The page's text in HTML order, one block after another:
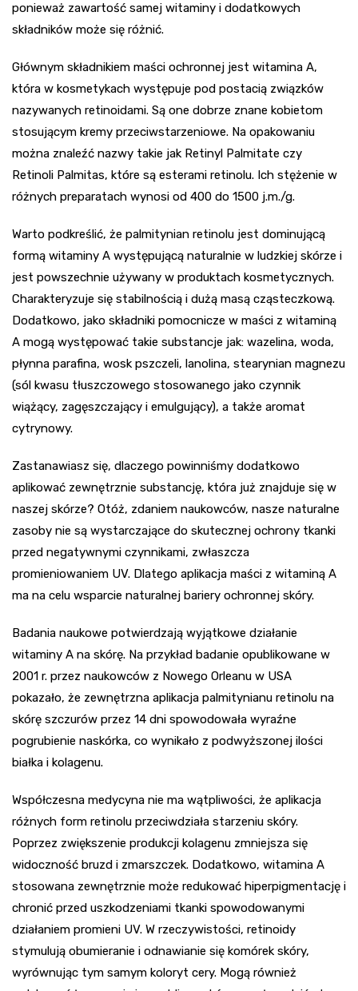
ponieważ zawartość samej witaminy i dodatkowych
składników może się różnić.
Głównym składnikiem maści ochronnej jest witamina A,
która w kosmetykach występuje pod postacią związków
nazywanych retinoidami. Są one dobrze znane kobietom
stosującym kremy przeciwstarzeniowe. Na opakowaniu
można znaleźć nazwy takie jak Retinyl Palmitate czy
Retinoli Palmitas, które są esterami retinolu. Ich stężenie w
różnych preparatach wynosi od 400 do 1500 j.m./g.
Warto podkreślić, że palmitynian retinolu jest dominującą
formą witaminy A występującą naturalnie w ludzkiej skórze i
jest powszechnie używany w produktach kosmetycznych.
Charakteryzuje się stabilnością i dużą masą cząsteczkową.
Dodatkowo, jako składniki pomocnicze w maści z witaminą
A mogą występować takie substancje jak: wazelina, woda,
płynna parafina, wosk pszczeli, lanolina, stearynian magnezu
(sól kwasu tłuszczowego stosowanego jako czynnik
wiążący, zagęszczający i emulgujący), a także aromat
cytrynowy.
Zastanawiasz się, dlaczego powinniśmy dodatkowo
aplikować zewnętrznie substancję, która już znajduje się w
naszej skórze? Otóż, zdaniem naukowców, nasze naturalne
zasoby nie są wystarczające do skutecznej ochrony tkanki
przed negatywnymi czynnikami, zwłaszcza
promieniowaniem UV. Dlatego aplikacja maści z witaminą A
ma na celu wsparcie naturalnej bariery ochronnej skóry.
Badania naukowe potwierdzają wyjątkowe działanie
witaminy A na skórę. Na przykład badanie opublikowane w
2001 r. przez naukowców z Nowego Orleanu w USA
pokazało, że zewnętrzna aplikacja palmitynianu retinolu na
skórę szczurów przez 14 dni spowodowała wyraźne
pogrubienie naskórka, co wynikało z podwyższonej ilości
białka i kolagenu.
Współczesna medycyna nie ma wątpliwości, że aplikacja
różnych form retinolu przeciwdziała starzeniu skóry.
Poprzez zwiększenie produkcji kolagenu zmniejsza się
widoczność bruzd i zmarszczek. Dodatkowo, witamina A
stosowana zewnętrznie może redukować hiperpigmentację i
chronić przed uszkodzeniami tkanki spowodowanymi
działaniem promieni UV. W rzeczywistości, retinoidy
stymulują obumieranie i odnawianie się komórek skóry,
wyrównując tym samym koloryt cery. Mogą również